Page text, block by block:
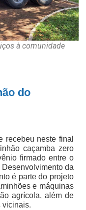
à comunidade
do
recebeu neste final
caçamba zero
firmado entre o
da
é parte do projeto
e máquinas
agrícola, além de
vicinais.